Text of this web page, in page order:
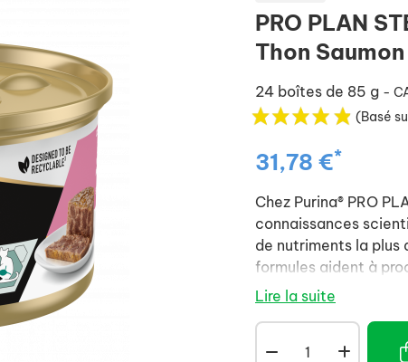
PRO PLAN
Thon Saumon
24 boîtes de 85 g -
(Basé
31,78 €*
Chez Purina® PRO
connaissances
de nutriments la
formules aident à
naturelles et la santé
Lire la suite